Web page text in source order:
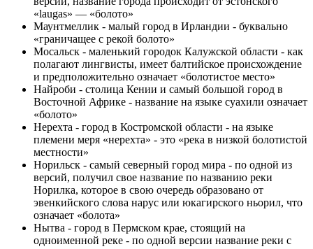
«laugas» — «болото»
Маунтмеллик - малый город в Ирландии - буквально
«граничащее с рекой болото»
Мосальск - маленький городок Калужской области - как
полагают лингвисты, имеет балтийское происхождение
и предположительно означает «болотистое место»
Найроби - столица Кении и самый большой город в
Восточной Африке - название на языке суахили означает
«болото»
Нерехта - город в Костромской области - на языке
племени меря «нерехта» - это «река в низкой болотистой
местности»
Норильск - самый северный город мира - по одной из
версий, получил свое название по названию реки
Норилка, которое в свою очередь образовано от
эвенкийского слова нарус или юкагирского ньорил, что
означает «болота»
Нытва - город в Пермском крае, стоящий на
одноименной реке - по одной версии название реки с